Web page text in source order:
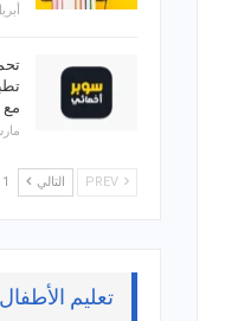
أبريل
مارس
التالي 1 of 95
تعليم الأطفال